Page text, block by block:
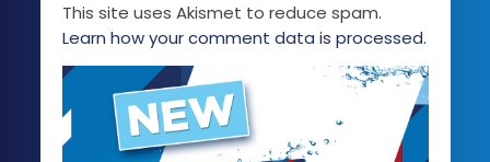
This site uses Akismet to reduce spam.
Learn how your comment data is processed.